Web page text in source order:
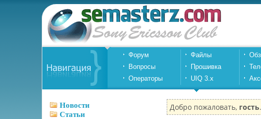
Форум
Вопросы
Операторы
Файлы
Прошивка
UIQ 3.x
Добро пожаловать, гость.
Новости
Статьи